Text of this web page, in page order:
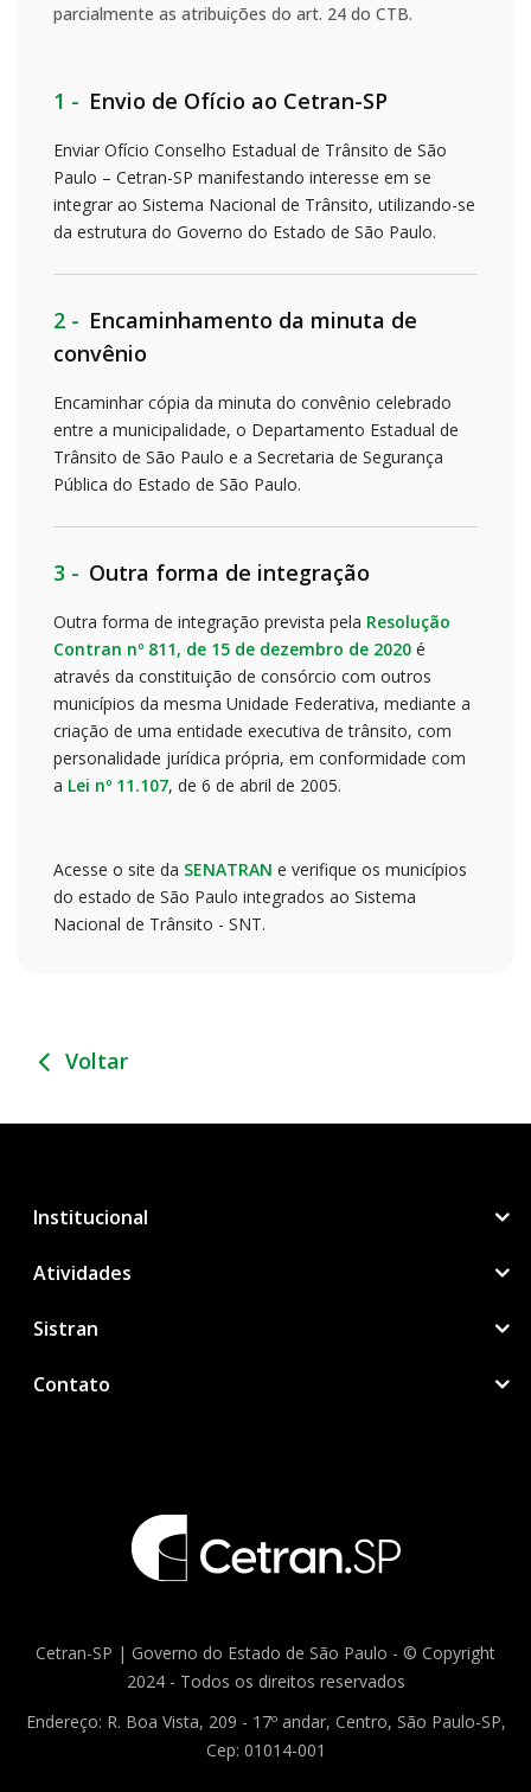
parcialmente as atribuições do art. 24 do CTB.
1 - Envio de Ofício ao Cetran-SP
Enviar Ofício Conselho Estadual de Trânsito de São
Paulo – Cetran-SP manifestando interesse em se
integrar ao Sistema Nacional de Trânsito, utilizando-se
da estrutura do Governo do Estado de São Paulo.
2 - Encaminhamento da minuta de
convênio
Encaminhar cópia da minuta do convênio celebrado
entre a municipalidade, o Departamento Estadual de
Trânsito de São Paulo e a Secretaria de Segurança
Pública do Estado de São Paulo.
3 - Outra forma de integração
Outra forma de integração prevista pela Resolução
Contran nº 811, de 15 de dezembro de 2020 é
através da constituição de consórcio com outros
municípios da mesma Unidade Federativa, mediante a
criação de uma entidade executiva de trânsito, com
personalidade jurídica própria, em conformidade com
a Lei nº 11.107, de 6 de abril de 2005.
Acesse o site da SENATRAN e verifique os municípios
do estado de São Paulo integrados ao Sistema
Nacional de Trânsito - SNT.
Voltar
Institucional
Atividades
Sistran
Contato
Cetran-SP | Governo do Estado de São Paulo - © Copyright
2024 - Todos os direitos reservados
Endereço: R. Boa Vista, 209 - 17º andar, Centro, São Paulo-SP,
Cep: 01014-001